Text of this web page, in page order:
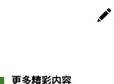
更多精彩内容